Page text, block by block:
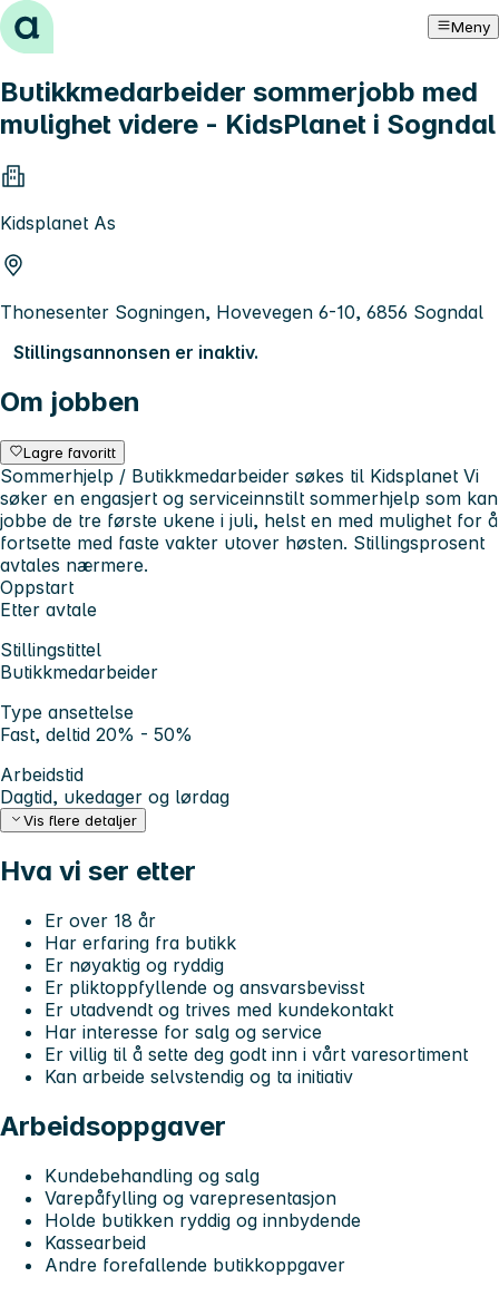
Hopp til innhold Meny
Butikkmedarbeider sommerjobb med
mulighet videre - KidsPlanet i Sogndal
Kidsplanet As
Thonesenter Sogningen, Hovevegen 6-10, 6856 Sogndal
Stillingsannonsen er inaktiv.
Om jobben
Lagre favoritt
Sommerhjelp / Butikkmedarbeider søkes til Kidsplanet Vi
søker en engasjert og serviceinnstilt sommerhjelp som kan
jobbe de tre første ukene i juli, helst en med mulighet for å
fortsette med faste vakter utover høsten. Stillingsprosent
avtales nærmere.
Oppstart
Etter avtale
Stillingstittel
Butikkmedarbeider
Type ansettelse
Fast, deltid 20% - 50%
Arbeidstid
Dagtid, ukedager og lørdag
Vis flere detaljer
Hva vi ser etter
Er over 18 år
Har erfaring fra butikk
Er nøyaktig og ryddig
Er pliktoppfyllende og ansvarsbevisst
Er utadvendt og trives med kundekontakt
Har interesse for salg og service
Er villig til å sette deg godt inn i vårt varesortiment
Kan arbeide selvstendig og ta initiativ
Arbeidsoppgaver
Kundebehandling og salg
Varepåfylling og varepresentasjon
Holde butikken ryddig og innbydende
Kassearbeid
Andre forefallende butikkoppgaver